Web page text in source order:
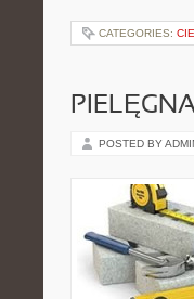
CATEGORIES:
POSTED BY